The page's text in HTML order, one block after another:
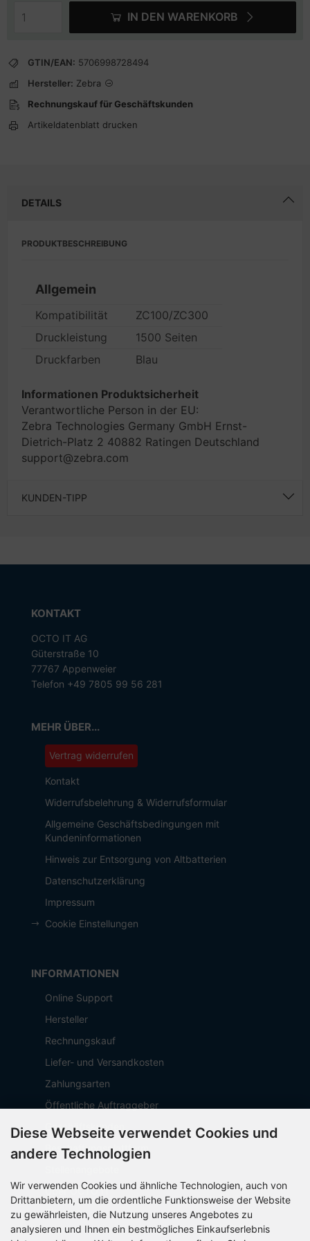
IN DEN WARENKORB
GTIN/EAN: 5706998728494
Hersteller: Zebra
Rechnungskauf für Geschäftskunden
Artikeldatenblatt drucken
DETAILS
PRODUKTBESCHREIBUNG
Allgemein
Kompatibilität
ZC100/ZC300
Druckleistung
1500 Seiten
Druckfarben
Blau
Informationen Produktsicherheit
Verantwortliche Person in der EU:
Zebra Technologies Germany GmbH Ernst-
Dietrich-Platz 2 40882 Ratingen Deutschland
support@zebra.com
KUNDEN-TIPP
KONTAKT
OCTO IT AG
Güterstraße 10
77767 Appenweier
Telefon +49 7805 99 56 281
MEHR ÜBER...
Vertrag widerrufen
Kontakt
Widerrufsbelehrung & Widerrufsformular
Allgemeine Geschäftsbedingungen mit
Kundeninformationen
Hinweis zur Entsorgung von Altbatterien
Datenschutzerklärung
Impressum
Cookie Einstellungen
INFORMATIONEN
Online Support
Hersteller
Rechnungskauf
Liefer- und Versandkosten
Zahlungsarten
Öffentliche Auftraggeber
Geschäftskunden
Beschaffungsplattform
Über OCTO IT
Sitemap
Diese Webseite verwendet Cookies und
andere Technologien
Wir verwenden Cookies und ähnliche Technologien, auch von
Drittanbietern, um die ordentliche Funktionsweise der Website
zu gewährleisten, die Nutzung unseres Angebotes zu
analysieren und Ihnen ein bestmögliches Einkaufserlebnis